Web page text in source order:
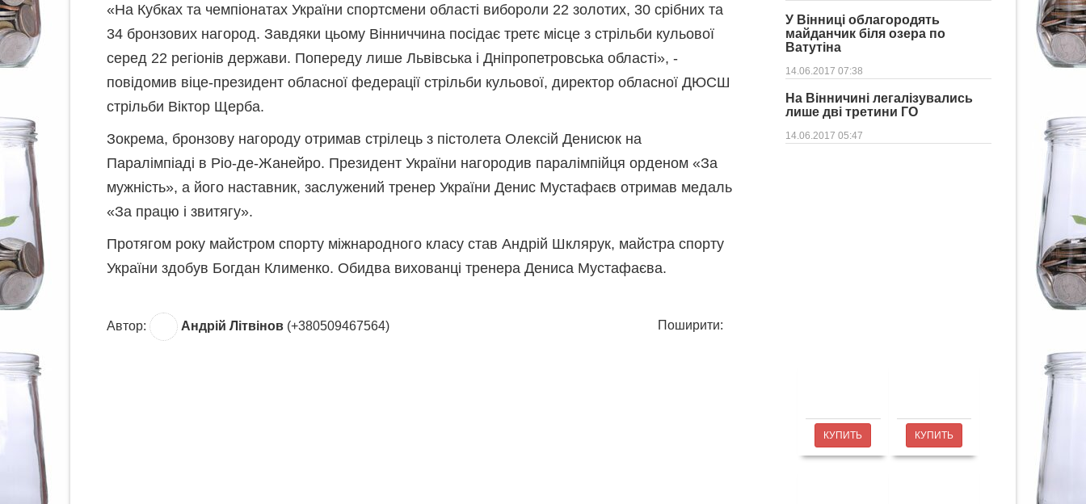
«На Кубках та чемпіонатах України спортсмени області вибороли 22 золотих, 30 срібних та
34 бронзових нагород. Завдяки цьому Вінниччина посідає третє місце з стрільби кульової
серед 22 регіонів держави. Попереду лише Львівська і Дніпропетровська області», -
повідомив віце-президент обласної федерації стрільби кульової, директор обласної ДЮСШ
стрільби Віктор Щерба.
Зокрема, бронзову нагороду отримав стрілець з пістолета Олексій Денисюк на
Паралімпіаді в Ріо-де-Жанейро. Президент України нагородив паралімпійця орденом «За
мужність», а його наставник, заслужений тренер України Денис Мустафаєв отримав медаль
«За працю і звитягу».
Протягом року майстром спорту міжнародного класу став Андрій Шклярук, майстра спорту
України здобув Богдан Клименко. Обидва вихованці тренера Дениса Мустафаєва.
Автор: Андрій Літвінов (+380509467564) Поширити:
У Вінниці облагородять
майданчик біля озера по
Ватутіна
14.06.2017 07:38
На Вінничині легалізувались
лише дві третини ГО
14.06.2017 05:47
КУПИТЬ КУПИТЬ